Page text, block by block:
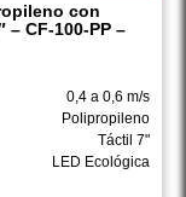
con
– CF-100-PP –
0,4 a 0,6 m/s
Polipropileno
Táctil 7"
LED Ecológica